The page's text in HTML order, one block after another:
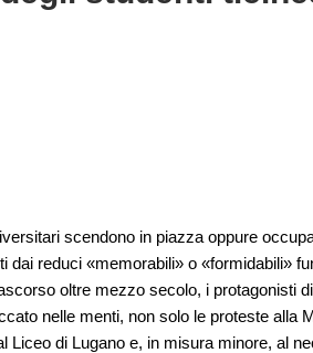
scendono in piazza oppure
dai reduci «memorabili» o «formidabili»
oltre mezzo secolo, i protagonisti
nelle menti, non solo le proteste alla
di Lugano e, in misura minore, al